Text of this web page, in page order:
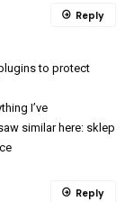
to protect
I’ve
similar here: sklep
Reply
Reply